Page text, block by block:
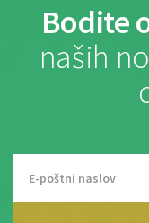
Bodite
naših